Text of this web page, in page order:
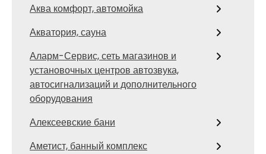
Аква комфорт, автомойка
Акватория, сауна
Аларм-Сервис, сеть магазинов и
установочных центров автозвука,
автосигнализаций и дополнительного
оборудования
Алексеевские бани
Аметист, банный комплекс